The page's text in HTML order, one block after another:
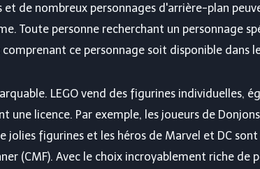
et de nombreux personnages d'arrière-plan
Toute personne recherchant un personnage
comprenant ce personnage soit disponible dans
LEGO vend des figurines individuelles,
une licence. Par exemple, les joueurs de
jolies figurines et les héros de Marvel et DC
(CMF). Avec le choix incroyablement riche de